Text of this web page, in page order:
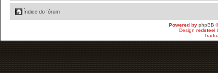
Índice do fórum
Powered by phpBB
Design redsteel